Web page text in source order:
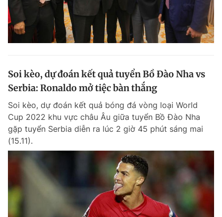
Sản phẩm khác
Tiện ích Bạn cần biết
Thông tin tòa soạn Liên hệ quảng cáo
Đọc Thanh Niên trên điện thoại
Soi kèo, dự đoán kết quả tuyển Bồ Đào Nha vs
Serbia: Ronaldo mở tiệc bàn thắng
Soi kèo, dự đoán kết quả bóng đá vòng loại World
Cup 2022 khu vực châu Âu giữa tuyển Bồ Đào Nha
gặp tuyển Serbia diễn ra lúc 2 giờ 45 phút sáng mai
(15.11).